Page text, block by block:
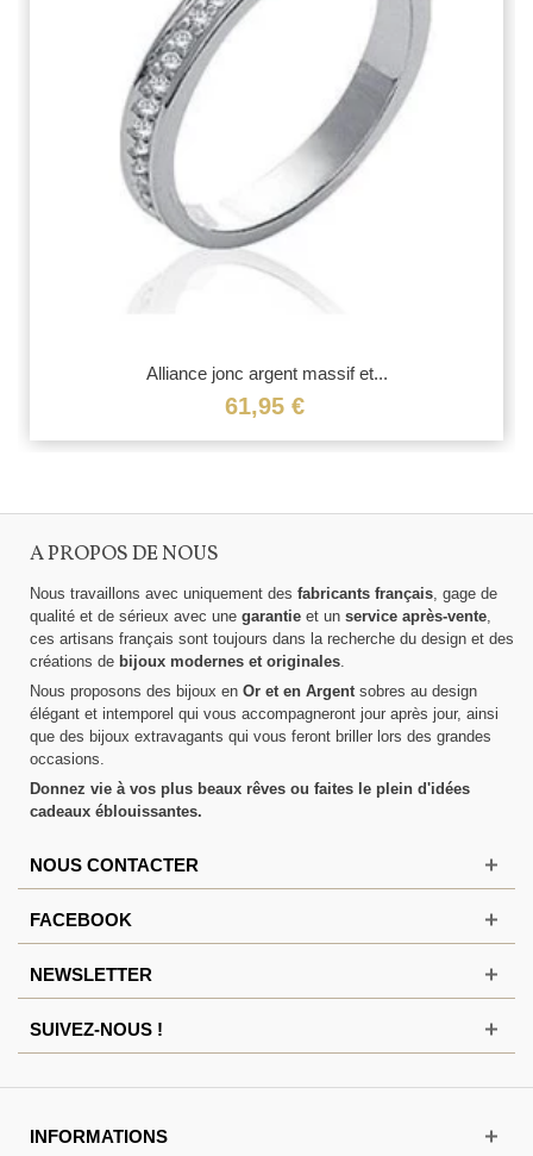
Alliance jonc argent massif et...
61,95 €
A PROPOS DE NOUS
Nous travaillons avec uniquement des fabricants français , gage de
qualité et de sérieux avec une garantie et un service après-vente
ces artisans français sont toujours dans la recherche du design et des
créations de bijoux modernes et originales
Nous proposons des bijoux en Or et en Argent sobres au design
élégant et intemporel qui vous accompagneront jour après jour, ainsi
que des bijoux extravagants qui vous feront briller lors des grandes
occasions.
Donnez vie à vos plus beaux rêves ou faites le plein d'idées
cadeaux éblouissantes.
NOUS CONTACTER
FACEBOOK
NEWSLETTER
SUIVEZ-NOUS !
INFORMATIONS